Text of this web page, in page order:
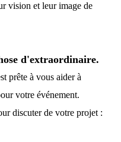
vision et leur image de
d'extraordinaire.
prête à vous aider à
votre événement.
discuter de votre projet :